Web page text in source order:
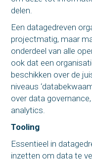
delen.
Een datagedreven
projectmatig, maar
onderdeel van alle
ook dat een
beschikken over de
niveaus
over data
analytics.
Tooling
Essentieel in
inzetten om data te